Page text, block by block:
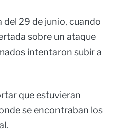
del 29 de junio, cuando
sobre un ataque
intentaron subir a
que estuvieran
se encontraban los